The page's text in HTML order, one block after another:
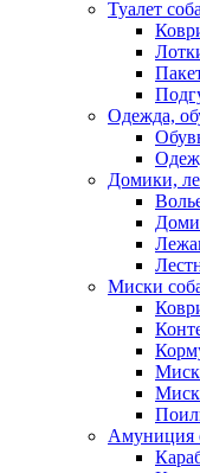
Туалет
Одежда,
Домики,
Миски
Амуниция